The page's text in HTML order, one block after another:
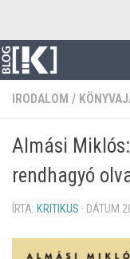
IRODALOM /
Almási
rendhagyó
ÍRTA: KRITIKUS · DÁTUM